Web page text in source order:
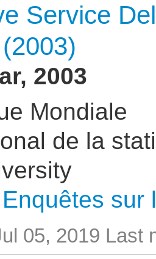
Service
2003
Mondiale
de la
Enquêtes sur
05, 2019 Last